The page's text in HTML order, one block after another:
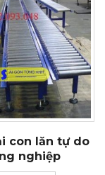
con lăn tự do
nghiệp